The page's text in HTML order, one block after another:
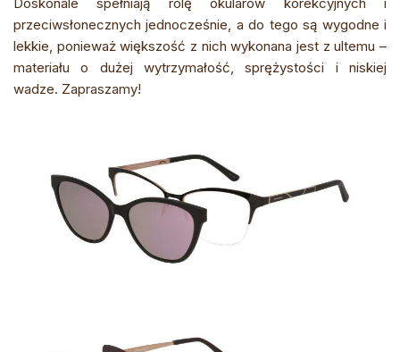
przeciwsłonecznych jednocześnie, a do tego są wygodne i
lekkie, ponieważ większość z nich wykonana jest z ultemu –
materiału o dużej wytrzymałość, sprężystości i niskiej
wadze. Zapraszamy!